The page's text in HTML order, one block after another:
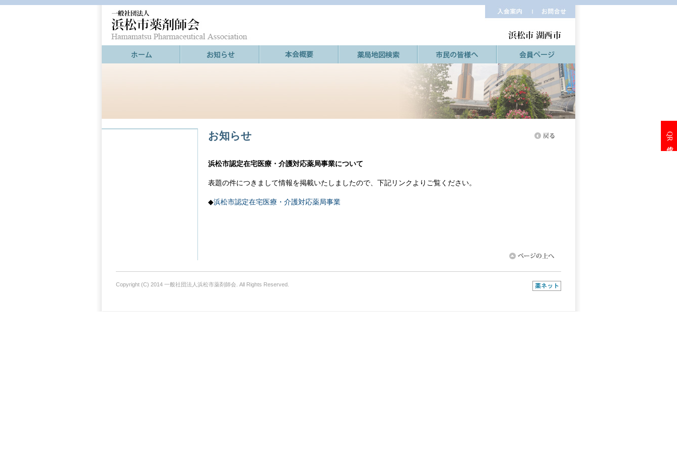
QR作成
お知らせ
浜松市認定在宅医療・介護対応薬局事業について
表題の件につきまして情報を掲載いたしましたので、下記リンクよりご覧ください。
◆浜松市認定在宅医療・介護対応薬局事業
Copyright (C) 2014 一般社団法人浜松市薬剤師会. All Rights Reserved.